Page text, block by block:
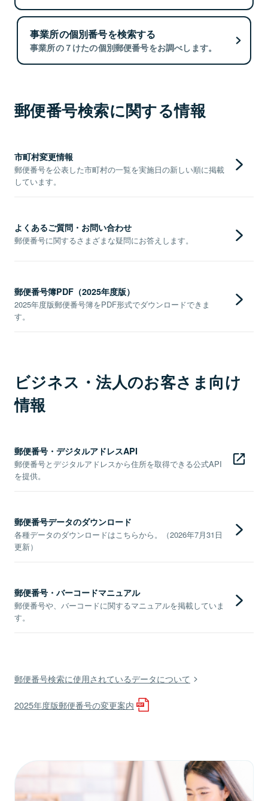
事業所の個別番号を検索する
事業所の７けたの個別郵便番号をお調べします。
郵便番号検索に関する情報
市町村変更情報
郵便番号を公表した市町村の一覧を実施日の新しい順に掲載
しています。
よくあるご質問・お問い合わせ
郵便番号に関するさまざまな疑問にお答えします。
郵便番号簿PDF（2025年度版）
2025年度版郵便番号簿をPDF形式でダウンロードできま
す。
ビジネス・法人のお客さま向け
情報
郵便番号・デジタルアドレスAPI
郵便番号とデジタルアドレスから住所を取得できる公式API
を提供。
郵便番号データのダウンロード
各種データのダウンロードはこちらから。（2026年7月31日
更新）
郵便番号・バーコードマニュアル
郵便番号や、バーコードに関するマニュアルを掲載していま
す。
郵便番号検索に使用されているデータについて
2025年度版郵便番号の変更案内